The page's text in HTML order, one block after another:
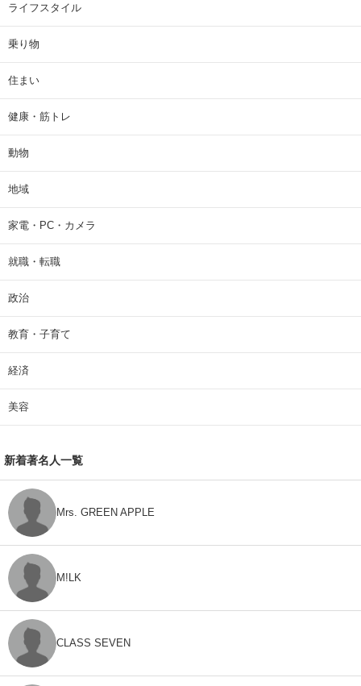
ライフスタイル
乗り物
住まい
健康・筋トレ
動物
地域
家電・PC・カメラ
就職・転職
政治
教育・子育て
経済
美容
新着著名人一覧
Mrs. GREEN APPLE
M!LK
CLASS SEVEN